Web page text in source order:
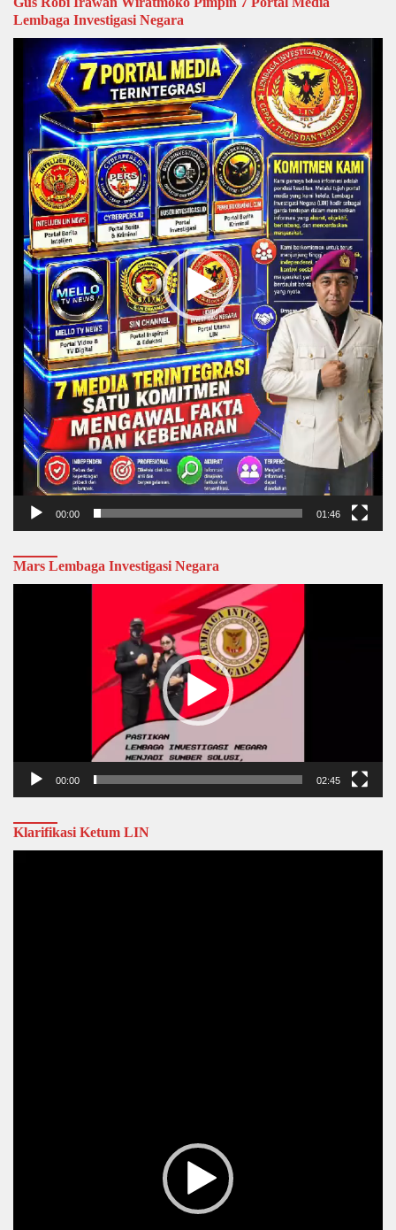
Lembaga Investigasi Negara
Video
Player
00:00 01:46
Mars Lembaga Investigasi Negara
00:00 02:45
Klarifikasi Ketum LIN